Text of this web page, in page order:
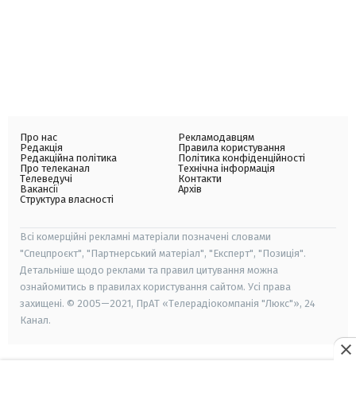
Про нас
Редакція
Редакційна політика
Про телеканал
Телеведучі
Вакансії
Структура власності
Рекламодавцям
Правила користування
Політика конфіденційності
Технічна інформація
Контакти
Архів
Всі комерційні рекламні матеріали позначені словами
"Спецпроєкт", "Партнерський матеріал", "Експерт", "Позиція".
Детальніше щодо реклами та правил цитування можна
ознайомитись в правилах користування сайтом. Усі права
захищені. © 2005—2021, ПрАТ «Телерадіокомпанія "Люкс"», 24
Канал.